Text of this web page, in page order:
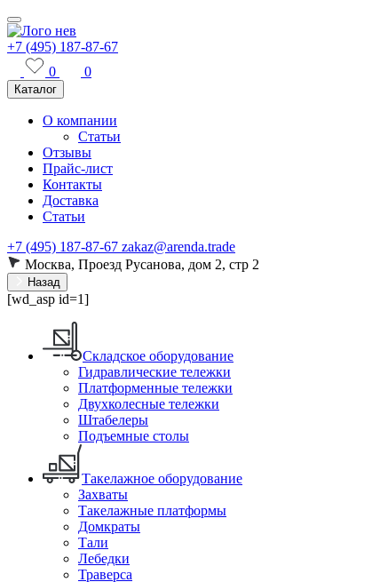
+7 (495) 187-87-67
0
0
Каталог
О компании
Статьи
Отзывы
Прайс-лист
Контакты
Доставка
Статьи
+7 (495) 187-87-67 zakaz@arenda.trade
Москва, Проезд Русанова, дом 2, стр 2
Назад
[wd_asp id=1]
Складское оборудование
Гидравлические тележки
Платформенные тележки
Двухколесные тележки
Штабелеры
Подъемные столы
Такелажное оборудование
Захваты
Такелажные платформы
Домкраты
Тали
Лебедки
Траверса